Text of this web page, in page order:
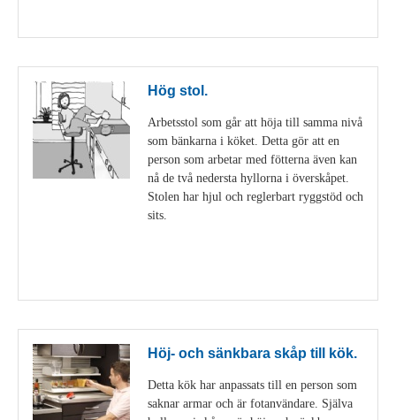
Hög stol.
Arbetsstol som går att höja till samma nivå
som bänkarna i köket. Detta gör att en
person som arbetar med fötterna även kan
nå de två nedersta hyllorna i överskåpet.
Stolen har hjul och reglerbart ryggstöd och
sits.
Höj- och sänkbara skåp till kök.
Detta kök har anpassats till en person som
saknar armar och är fotanvändare. Själva